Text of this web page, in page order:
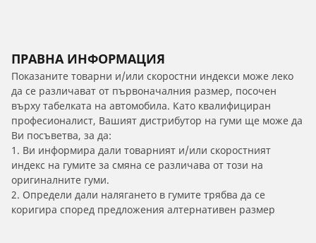
ПРАВНА ИНФОРМАЦИЯ
Показаните товарни и/или скоростни индекси може леко
да се различават от първоначалния размер, посочен
върху табелката на автомобила. Като квалифициран
професионалист, Вашият дистрибутор на гуми ще може да
Ви посъветва, за да:
1. Ви информира дали товарният и/или скоростният
индекс на гумите за смяна се различава от този на
оригиналните гуми.
2. Определи дали налягането в гумите трябва да се
коригира според предложения алтернативен размер